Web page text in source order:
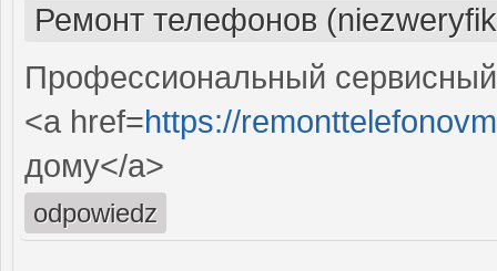
Ремонт телефонов
Профессиональный
<a href=https://
дому</a>
odpowiedz